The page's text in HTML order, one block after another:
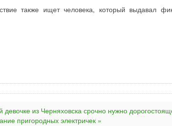
также ищет человека, который выдавал
девочке из Черняховска срочно нужно
пригородных электричек »